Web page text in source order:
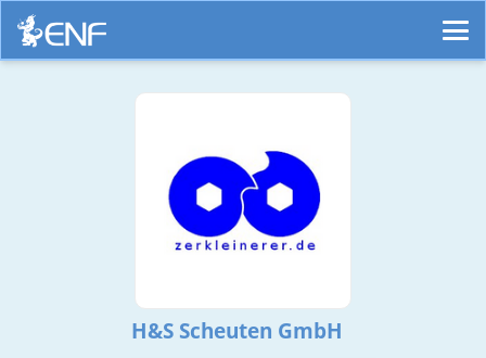
H&S Scheuten GmbH